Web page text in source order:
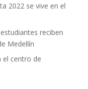
2022 se vive en el
reciben
Medellín
el centro de